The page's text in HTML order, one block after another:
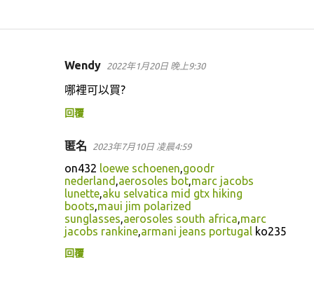
Wendy 2022年1月20日 晚上9:30
哪裡可以買?
回覆
匿名 2023年7月10日 凌晨4:59
on432 loewe schoenen,goodr
nederland ,aerosoles bot,marc jacobs
lunette,aku selvatica mid gtx hiking
boots,maui jim polarized
sunglasses,aerosoles south africa,marc
jacobs rankine,armani jeans portugal ko235
回覆